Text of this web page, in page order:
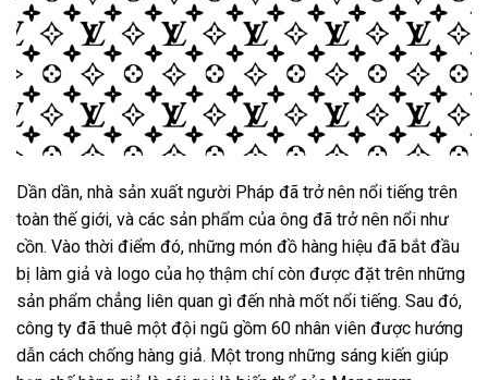
Dần dần, nhà sản xuất người Pháp đã trở nên nổi tiếng trên
toàn thế giới, và các sản phẩm của ông đã trở nên nổi như
cồn. Vào thời điểm đó, những món đồ hàng hiệu đã bắt đầu
bị làm giả và logo của họ thậm chí còn được đặt trên những
sản phẩm chẳng liên quan gì đến nhà mốt nổi tiếng. Sau đó,
công ty đã thuê một đội ngũ gồm 60 nhân viên được hướng
dẫn cách chống hàng giả. Một trong những sáng kiến ​​giúp